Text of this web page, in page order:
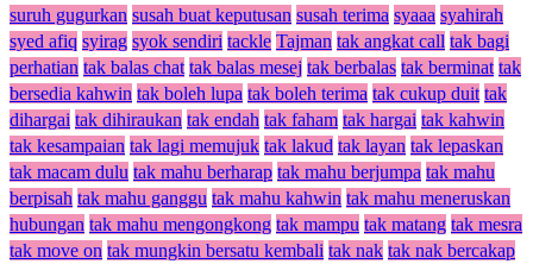
suruh gugurkan susah buat keputusan susah terima syaaa syahirah
syed afiq syirag syok sendiri tackle Tajman tak angkat call tak bagi
perhatian tak balas chat tak balas mesej tak berbalas tak berminat tak
bersedia kahwin tak boleh lupa tak boleh terima tak cukup duit tak
dihargai tak dihiraukan tak endah tak faham tak hargai tak kahwin
tak kesampaian tak lagi memujuk tak lakud tak layan tak lepaskan
tak macam dulu tak mahu berharap tak mahu berjumpa tak mahu
berpisah tak mahu ganggu tak mahu kahwin tak mahu meneruskan
hubungan tak mahu mengongkong tak mampu tak matang tak mesra
tak move on tak mungkin bersatu kembali tak nak tak nak bercakap